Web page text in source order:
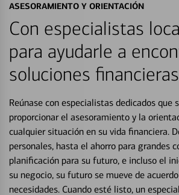
ASESORAMIENTO Y ORIENTACIÓN
Con especialistas
para ayudarle a
soluciones financieras
Reúnase con especialistas dedicados que
proporcionar el asesoramiento y la
cualquier situación en su vida financiera.
personales, hasta el ahorro para grandes
planificación para su futuro, e incluso el
su negocio, su futuro se mueve de
necesidades. Cuando esté listo, un